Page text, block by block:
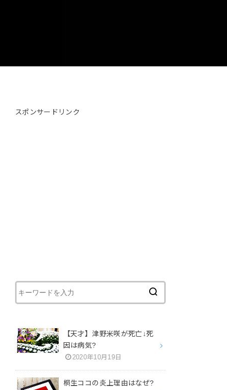
スポンサードリンク
【天才】津野米咲が死亡↓死
因は病気?
2020年10月19日
桐生ココの炎上理由はなぜ?